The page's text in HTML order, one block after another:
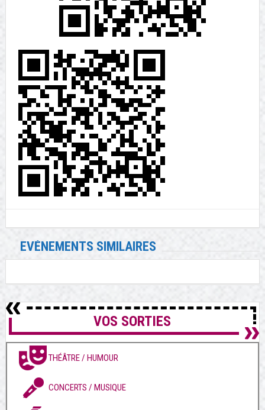
EVÉNEMENTS SIMILAIRES
VOS SORTIES
THÉÂTRE / HUMOUR
CONCERTS / MUSIQUE